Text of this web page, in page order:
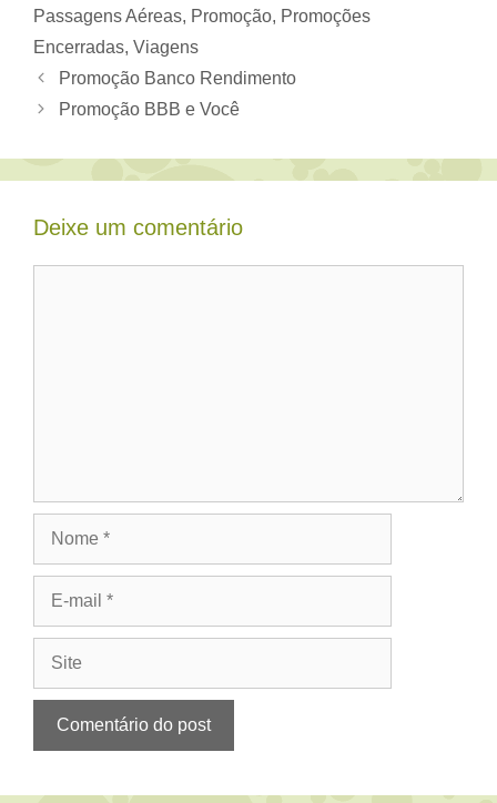
Passagens Aéreas, Promoção, Promoções
Encerradas, Viagens
Promoção Banco Rendimento
Promoção BBB e Você
Deixe um comentário